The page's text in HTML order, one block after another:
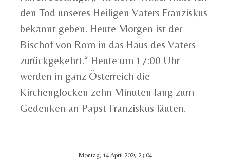
den Tod unseres Heiligen Vaters Franziskus
bekannt geben. Heute Morgen ist der
Bischof von Rom in das Haus des Vaters
zurückgekehrt.“ Heute um 17:00 Uhr
werden in ganz Österreich die
Kirchenglocken zehn Minuten lang zum
Gedenken an Papst Franziskus läuten.
Montag, 14 April 2025 23:04